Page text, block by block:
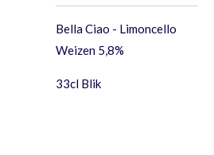
Bella Ciao - Limoncello
Weizen 5,8%
33cl Blik